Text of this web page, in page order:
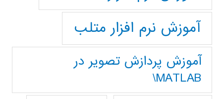
آموزش نرم افزار متلب
آموزش پردازش تصوير در
MATLAB\